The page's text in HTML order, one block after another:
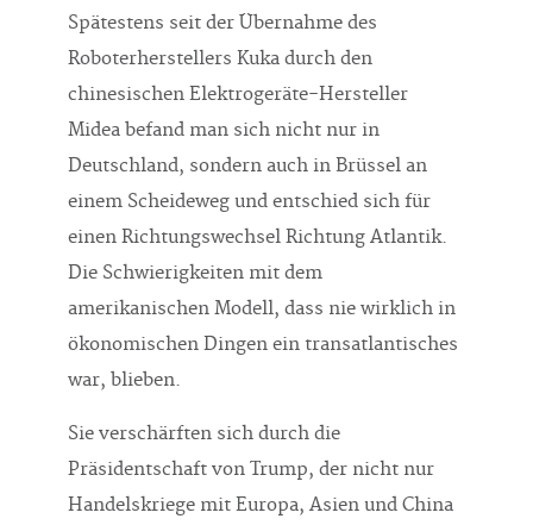
Spätestens seit der Übernahme des
Roboterherstellers Kuka durch den
chinesischen Elektrogeräte-Hersteller
Midea befand man sich nicht nur in
Deutschland, sondern auch in Brüssel an
einem Scheideweg und entschied sich für
einen Richtungswechsel Richtung Atlantik.
Die Schwierigkeiten mit dem
amerikanischen Modell, dass nie wirklich in
ökonomischen Dingen ein transatlantisches
war, blieben.
Sie verschärften sich durch die
Präsidentschaft von Trump, der nicht nur
Handelskriege mit Europa, Asien und China